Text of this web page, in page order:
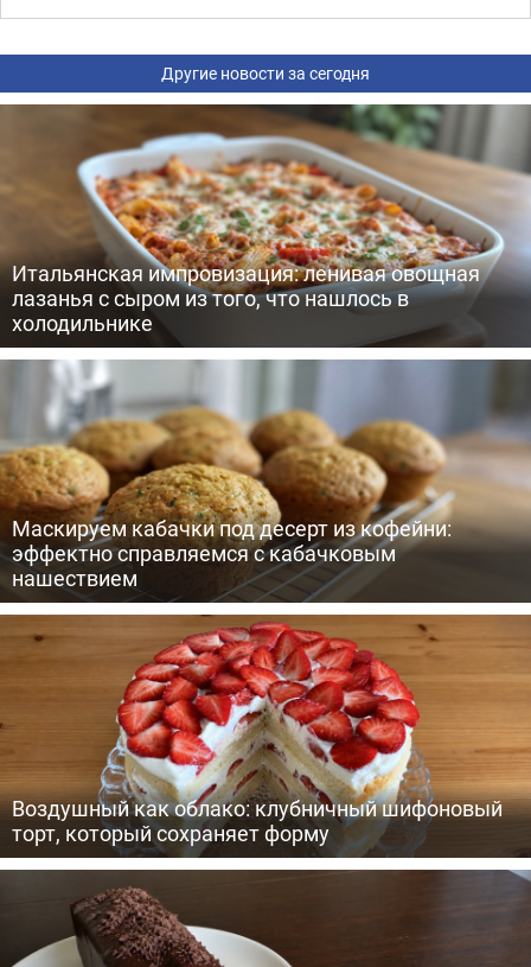
Другие новости за сегодня
Итальянская импровизация: ленивая овощная
лазанья с сыром из того, что нашлось в
холодильнике
Маскируем кабачки под десерт из кофейни:
эффектно справляемся с кабачковым
нашествием
Воздушный как облако: клубничный шифоновый
торт, который сохраняет форму